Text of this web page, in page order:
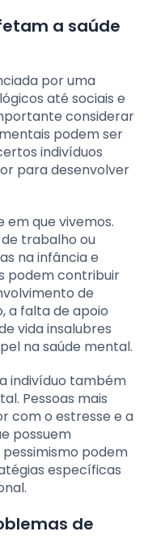
a saúde
por uma
até sociais e
considerar
podem ser
indivíduos
para desenvolver
que vivemos.
trabalho ou
na infância e
podem contribuir
de
a falta de apoio
vida insalubres
na saúde mental.
indivíduo também
Pessoas mais
com o estresse e a
possuem
podem
específicas
de